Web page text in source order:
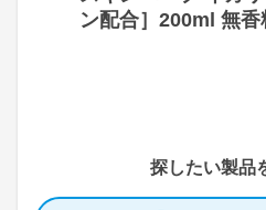
ン配合］200ml 無香
探したい製品